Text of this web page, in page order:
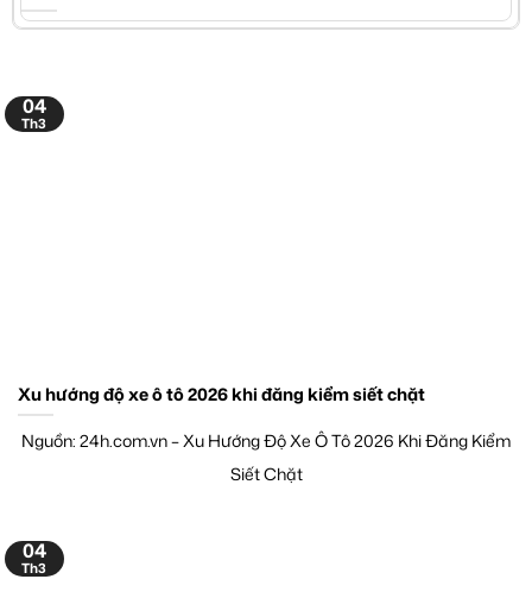
Xu hướng độ xe ô tô 2026 khi đăng kiểm siết chặt
Nguồn: 24h.com.vn – Xu Hướng Độ Xe Ô Tô 2026 Khi Đăng Kiểm
Siết Chặt
04
Th3
04
Th3